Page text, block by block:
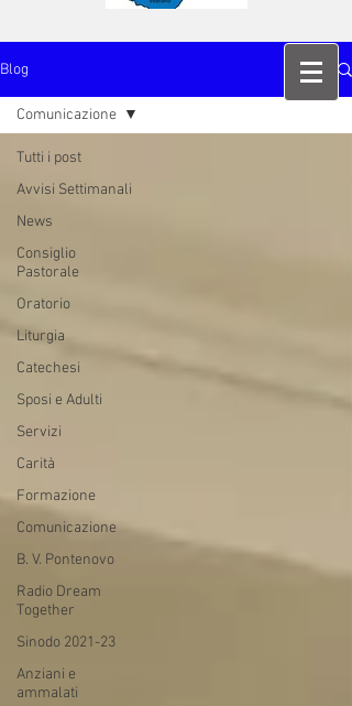
Blog
Tutti i post
Avvisi Settimanali
News
Consiglio
Pastorale
Oratorio
Liturgia
Catechesi
Sposi e Adulti
Servizi
Carità
Formazione
Comunicazione
B. V. Pontenovo
Radio Dream
Together
Sinodo 2021-23
Anziani e
ammalati
Comunicazione